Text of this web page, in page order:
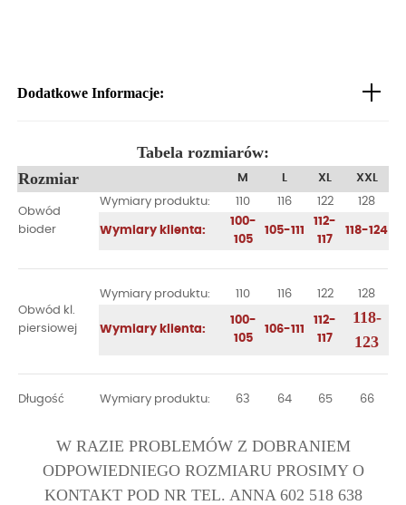
Dodatkowe Informacje:
Tabela rozmiarów:
Rozmiar
M L XL XXL
Obwód
bioder
Wymiary produktu: 110 116 122 128
Wymiary klienta:
100-
105
105-111
112-
117
118-124
Obwód kl.
piersiowej
Wymiary produktu: 110 116 122 128
Wymiary klienta:
100-
105
106-111
112-
117
118-
123
Długość Wymiary produktu: 63 64 65 66
W RAZIE PROBLEMÓW Z DOBRANIEM
ODPOWIEDNIEGO ROZMIARU PROSIMY O
KONTAKT POD NR TEL. ANNA 602 518 638